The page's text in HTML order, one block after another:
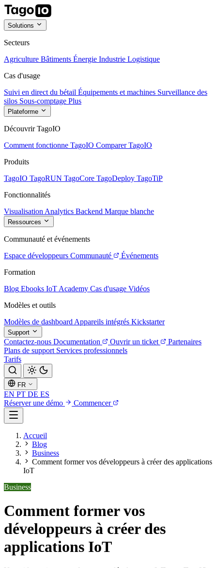
Solutions
Secteurs
Agriculture Bâtiments Énergie Industrie Logistique
Cas d'usage
Suivi en direct du bétail Équipements et machines Surveillance des
silos Sous-comptage Plus
Plateforme
Découvrir TagoIO
Comment fonctionne TagoIO Comparer TagoIO
Produits
TagoIO TagoRUN TagoCore TagoDeploy TagoTiP
Fonctionnalités
Visualisation Analytics Backend Marque blanche
Ressources
Communauté et événements
Espace développeurs Communauté
Événements
Formation
Blog Ebooks IoT Academy Cas d'usage Vidéos
Modèles et outils
Modèles de dashboard Appareils intégrés Kickstarter
Support
Contactez-nous Documentation Ouvrir un ticket
Partenaires
Plans de support Services professionnels
Tarifs
FR
EN PT DE ES
Réserver une démo
Commencer
Accueil
Blog
Business
Comment former vos développeurs à créer des applications
IoT
Business
Comment former vos
développeurs à créer des
applications IoT